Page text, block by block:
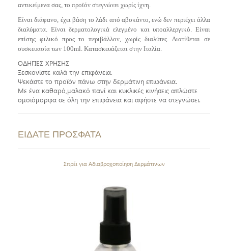
αντικείμενα σας, το προϊόν στεγνώνει χωρίς ίχνη.
Είναι διάφανο, έχει βάση το λάδι από αβοκάντο, ενώ δεν περιέχει άλλα
διαλύματα. Είναι δερματολογικά ελεγμένο και υποαλλεργικό. Είναι
επίσης φιλικό προς το περιβάλλον, χωρίς διαλύτες.Διατίθεται σε
συσκευασία των 100ml. Κατασκευάζεται στην Ιταλία.
ΟΔΗΓΙΕΣ ΧΡΗΣΗΣ
Ξεσκονίστε καλά την επιφάνεια.
Ψεκάστε το προϊόν πάνω στην δερμάτινη επιφάνεια.
Με ένα καθαρό,μαλακό πανί και κυκλικές κινήσεις απλώστε
ομοιόμορφα σε όλη την επιφάνεια και αφήστε να στεγνώσει.
ΕΙΔΑΤΕ ΠΡΟΣΦΑΤΑ
Σπρέι για Αδιαβροχοποίηση Δερμάτινων